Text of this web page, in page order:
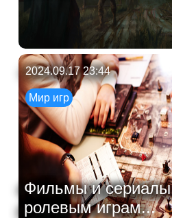
2024.09.17 23:44
Мир игр
Фильмы и
ролевым играм...